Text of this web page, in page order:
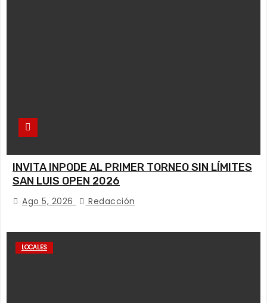
INVITA INPODE AL PRIMER TORNEO SIN LÍMITES
SAN LUIS OPEN 2026
Ago 5, 2026 Redacción
LOCALES